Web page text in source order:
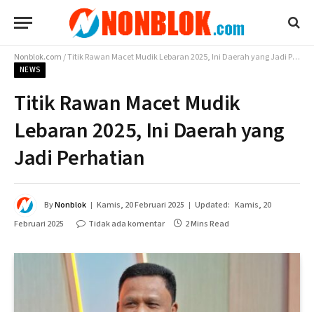
Nonblok.com/Titik Rawan Macet Mudik Lebaran 2025, Ini Daerah yang Jadi Perhatian
NEWS
Titik Rawan Macet Mudik
Lebaran 2025, Ini Daerah yang
Jadi Perhatian
ByNonblok Kamis, 20 Februari 2025 Updated: Kamis, 20
Februari 2025
Tidak ada komentar 2 Mins Read